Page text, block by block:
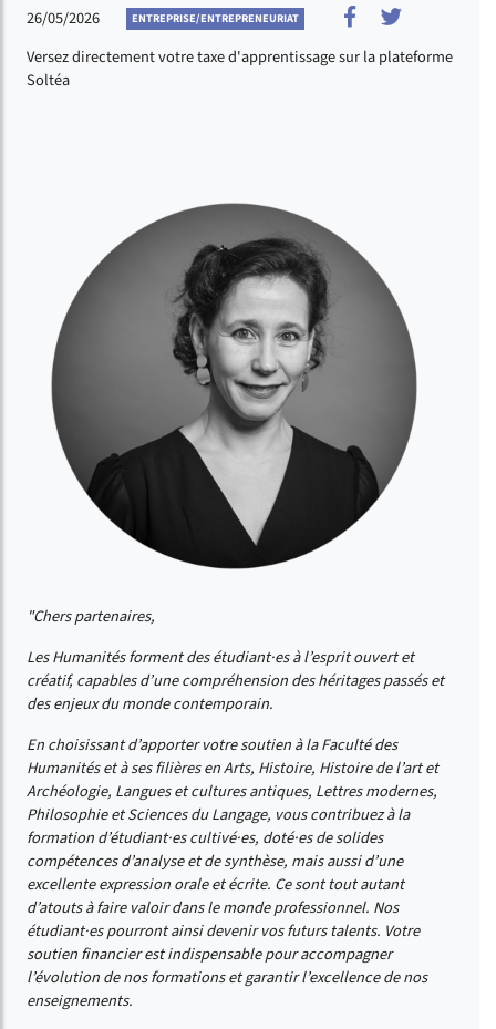
26/05/2026 ENTREPRISE/ENTREPRENEURIAT Partager sur
Partager
Versez directement votre taxe d'apprentissage sur la plateforme
Soltéa
"Chers partenaires,
Les Humanités forment des étudiant·es à l’esprit ouvert et
créatif, capables d’une compréhension des héritages passés et
des enjeux du monde contemporain.
En choisissant d’apporter votre soutien à la Faculté des
Humanités et à ses filières en Arts, Histoire, Histoire de l’art et
Archéologie, Langues et cultures antiques, Lettres modernes,
Philosophie et Sciences du Langage, vous contribuez à la
formation d’étudiant·es cultivé·es, doté·es de solides
compétences d’analyse et de synthèse, mais aussi d’une
excellente expression orale et écrite. Ce sont tout autant
d’atouts à faire valoir dans le monde professionnel. Nos
étudiant·es pourront ainsi devenir vos futurs talents. Votre
soutien financier est indispensable pour accompagner
l’évolution de nos formations et garantir l’excellence de nos
enseignements.